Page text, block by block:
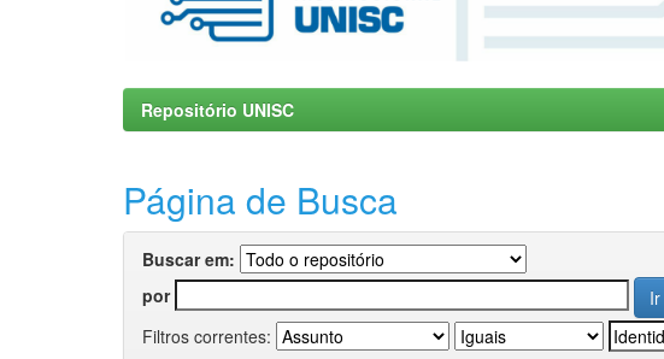
Repositório UNISC
Página de Busca
Buscar em:
por
Filtros correntes: